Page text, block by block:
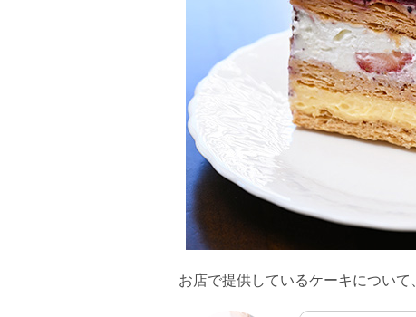
お店で提供しているケーキについて